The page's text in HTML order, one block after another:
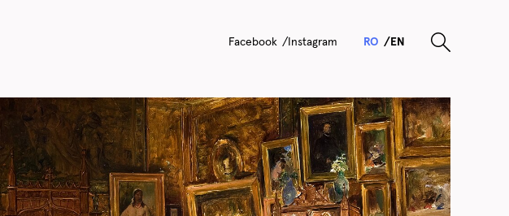
Face book nstagram RO EN